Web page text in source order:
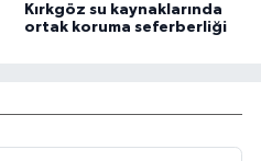
Kırkgöz su kaynaklarında
ortak koruma seferberliği